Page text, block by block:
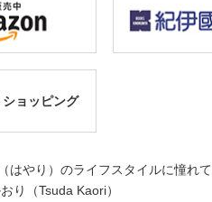
ョッピング
はやり）のライフスタイルに憧れて
り（Tsuda Kaori）